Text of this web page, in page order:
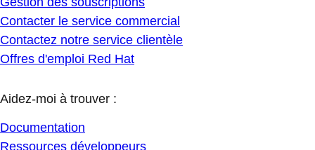
Contacter le service commercial
Contactez notre service clientèle
Offres d'emploi Red Hat
Aidez-moi à trouver :
Documentation
Ressources développeurs